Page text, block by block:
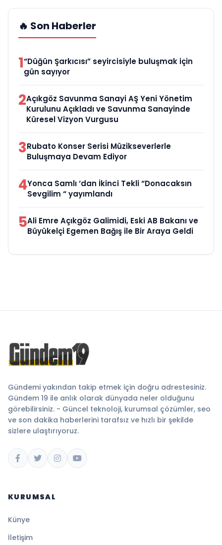
🔥 Son Haberler
1“Düğün Şarkıcısı” seyircisiyle buluşmak için
gün sayıyor
2Açıkgöz Savunma Sanayi AŞ Yeni Yönetim
Kurulunu Açıkladı ve Savunma Sanayinde
Küresel Vizyon Vurgusu
3Rubato Konser Serisi Müzikseverlerle
Buluşmaya Devam Ediyor
4Yonca Samlı ‘dan İkinci Tekli “Donacaksın
Sevgilim “ yayımlandı
5Ali Emre Açıkgöz Galimidi, Eski AB Bakanı ve
Büyükelçi Egemen Bağış ile Bir Araya Geldi
Gündemi yakından takip etmek için doğru adrestesiniz.
Gündem 19 ile anlık olarak dünyada neler olduğunu
görebilirsiniz. - Güncel teknoloji, kurumsal çözümler, seo
ve son dakika haberlerini tarafsız ve hızlı bir şekilde
sizlere ulaştırıyoruz.
KURUMSAL
Künye
İletişim